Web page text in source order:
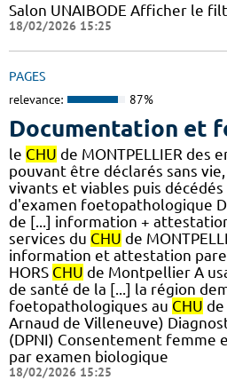
Salon UNAIBODE Afficher le
18/02/2026 15:25
PAGES
relevance: 87%
Documentation et
le CHU de MONTPELLIER des
pouvant être déclarés sans
vivants et viables puis
d'examen foetopathologique
de [...] information +
services du CHU de
information et attestation
HORS CHU de Montpellier A
de santé de la [...] la région
foetopathologiques au CHU de
Arnaud de Villeneuve)
(DPNI) Consentement femme
par examen biologique
18/02/2026 15:25